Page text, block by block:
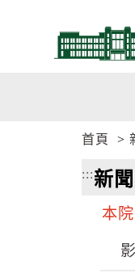
首頁
:::新
本